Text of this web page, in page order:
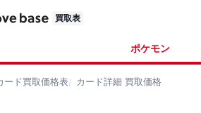
買取表
ポケモン
ード買取価格表 カード詳細 買取価格